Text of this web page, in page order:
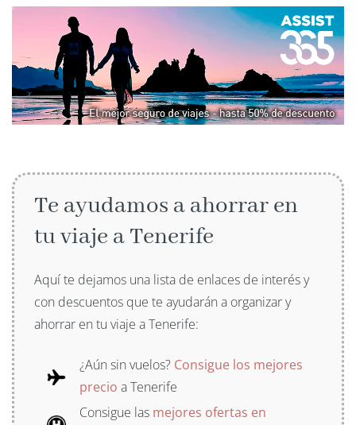
Te ayudamos a ahorrar en
tu viaje a Tenerife
Aquí te dejamos una lista de enlaces de interés y
con descuentos que te ayudarán a organizar y
ahorrar en tu viaje a Tenerife:
¿Aún sin vuelos? Consigue los mejores
precio a Tenerife
Consigue las mejores ofertas en